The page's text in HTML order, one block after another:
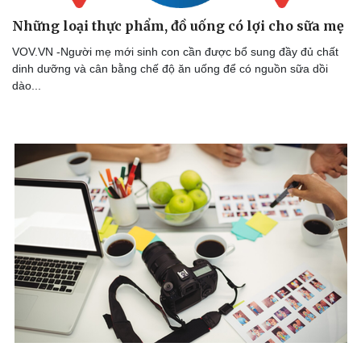
Những loại thực phẩm, đồ uống có lợi cho sữa mẹ
VOV.VN -Người mẹ mới sinh con cần được bổ sung đầy đủ chất
dinh dưỡng và cân bằng chế độ ăn uống để có nguồn sữa dồi
dào...